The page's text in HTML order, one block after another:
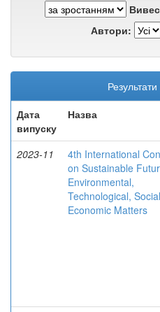
Автори:
Дата
випуску
Назва
2023-11
4th International
on Sustainable
Environmental,
Technological,
Economic Matters